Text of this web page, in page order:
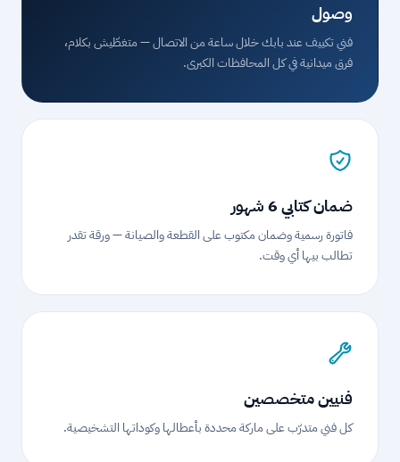
وصول
فني تكييف عند بابك خلال ساعة من الاتصال — متغطّيش بكلام،
فرق ميدانية في كل المحافظات الكبرى.
ضمان كتابي 6 شهور
فاتورة رسمية وضمان مكتوب على القطعة والصيانة — ورقة تقدر
تطالب بيها أي وقت.
فنيين متخصصين
كل فني متدرّب على ماركة محددة بأعطالها وكوداتها التشخيصية.